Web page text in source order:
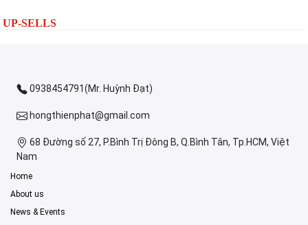
UP-SELLS
0938454791(Mr. Huỳnh Đạt)
hongthienphat@gmail.com
68 Đường số 27, P.Bình Trị Đông B, Q.Bình Tân, Tp.HCM, Việt
Nam
Home
About us
News & Events